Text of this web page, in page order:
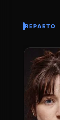
REPARTO